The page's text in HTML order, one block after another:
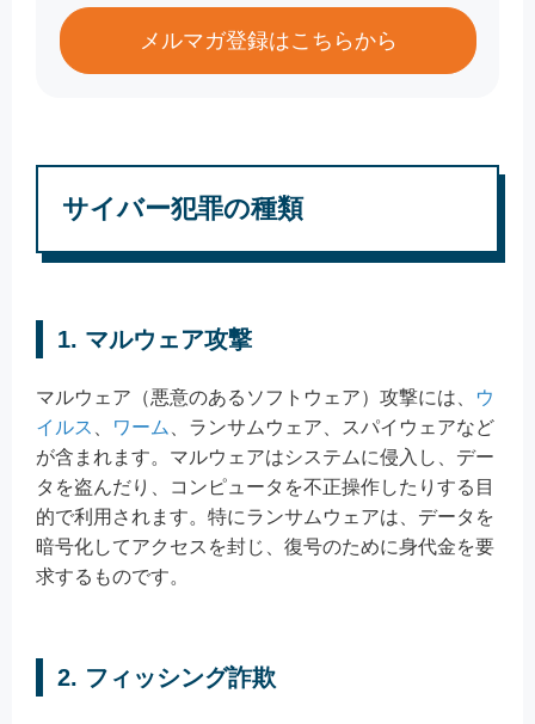
メルマガ登録はこちらから
サイバー犯罪の種類
1. マルウェア攻撃
マルウェア（悪意のあるソフトウェア）攻撃には、
ウ
イルス
ワーム
、ランサムウェア、スパイウェアなど
が含まれます。マルウェアはシステムに侵入し、デー
タを盗んだり、コンピュータを不正操作したりする目
的で利用されます。特にランサムウェアは、データを
暗号化してアクセスを封じ、復号のために身代金を要
求するものです。
2. フィッシング詐欺